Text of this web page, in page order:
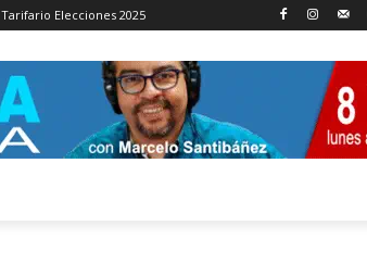
Tarifario Elecciones 2025